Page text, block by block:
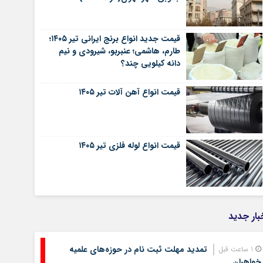
قیمت جدید انواع برنج ایرانی تیر ۱۴۰۵؛
طارم، هاشمی؛ عنبربو، شیرودی و نیم
دانه کیلویی چند؟
قیمت انواع آهن آلات تیر ۱۴۰۵
قیمت انواع لوله فلزی تیر ۱۴۰۵
جدید
تمدید مهلت ثبت نام در حوزه‌های علمیه